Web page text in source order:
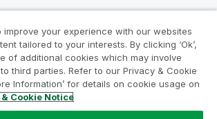
info
improve your experience with our websites
tailored to your interests. By clicking ‘Ok’,
of additional cookies which may involve
third parties. Refer to our Privacy & Cookie
Information’ for details on cookie usage on
Cookie Notice